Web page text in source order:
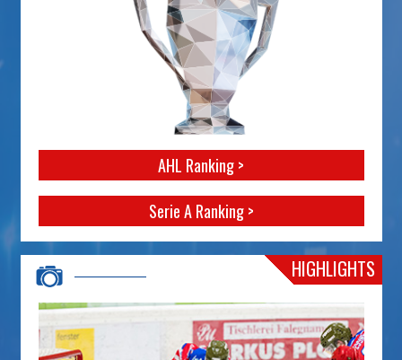
AHL Ranking >
Serie A Ranking >
HIGHLIGHTS